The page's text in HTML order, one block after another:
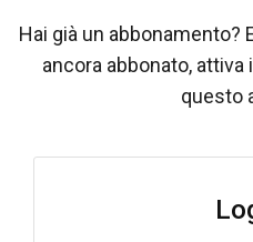
Hai già un abbonamento?
ancora abbonato,
questo